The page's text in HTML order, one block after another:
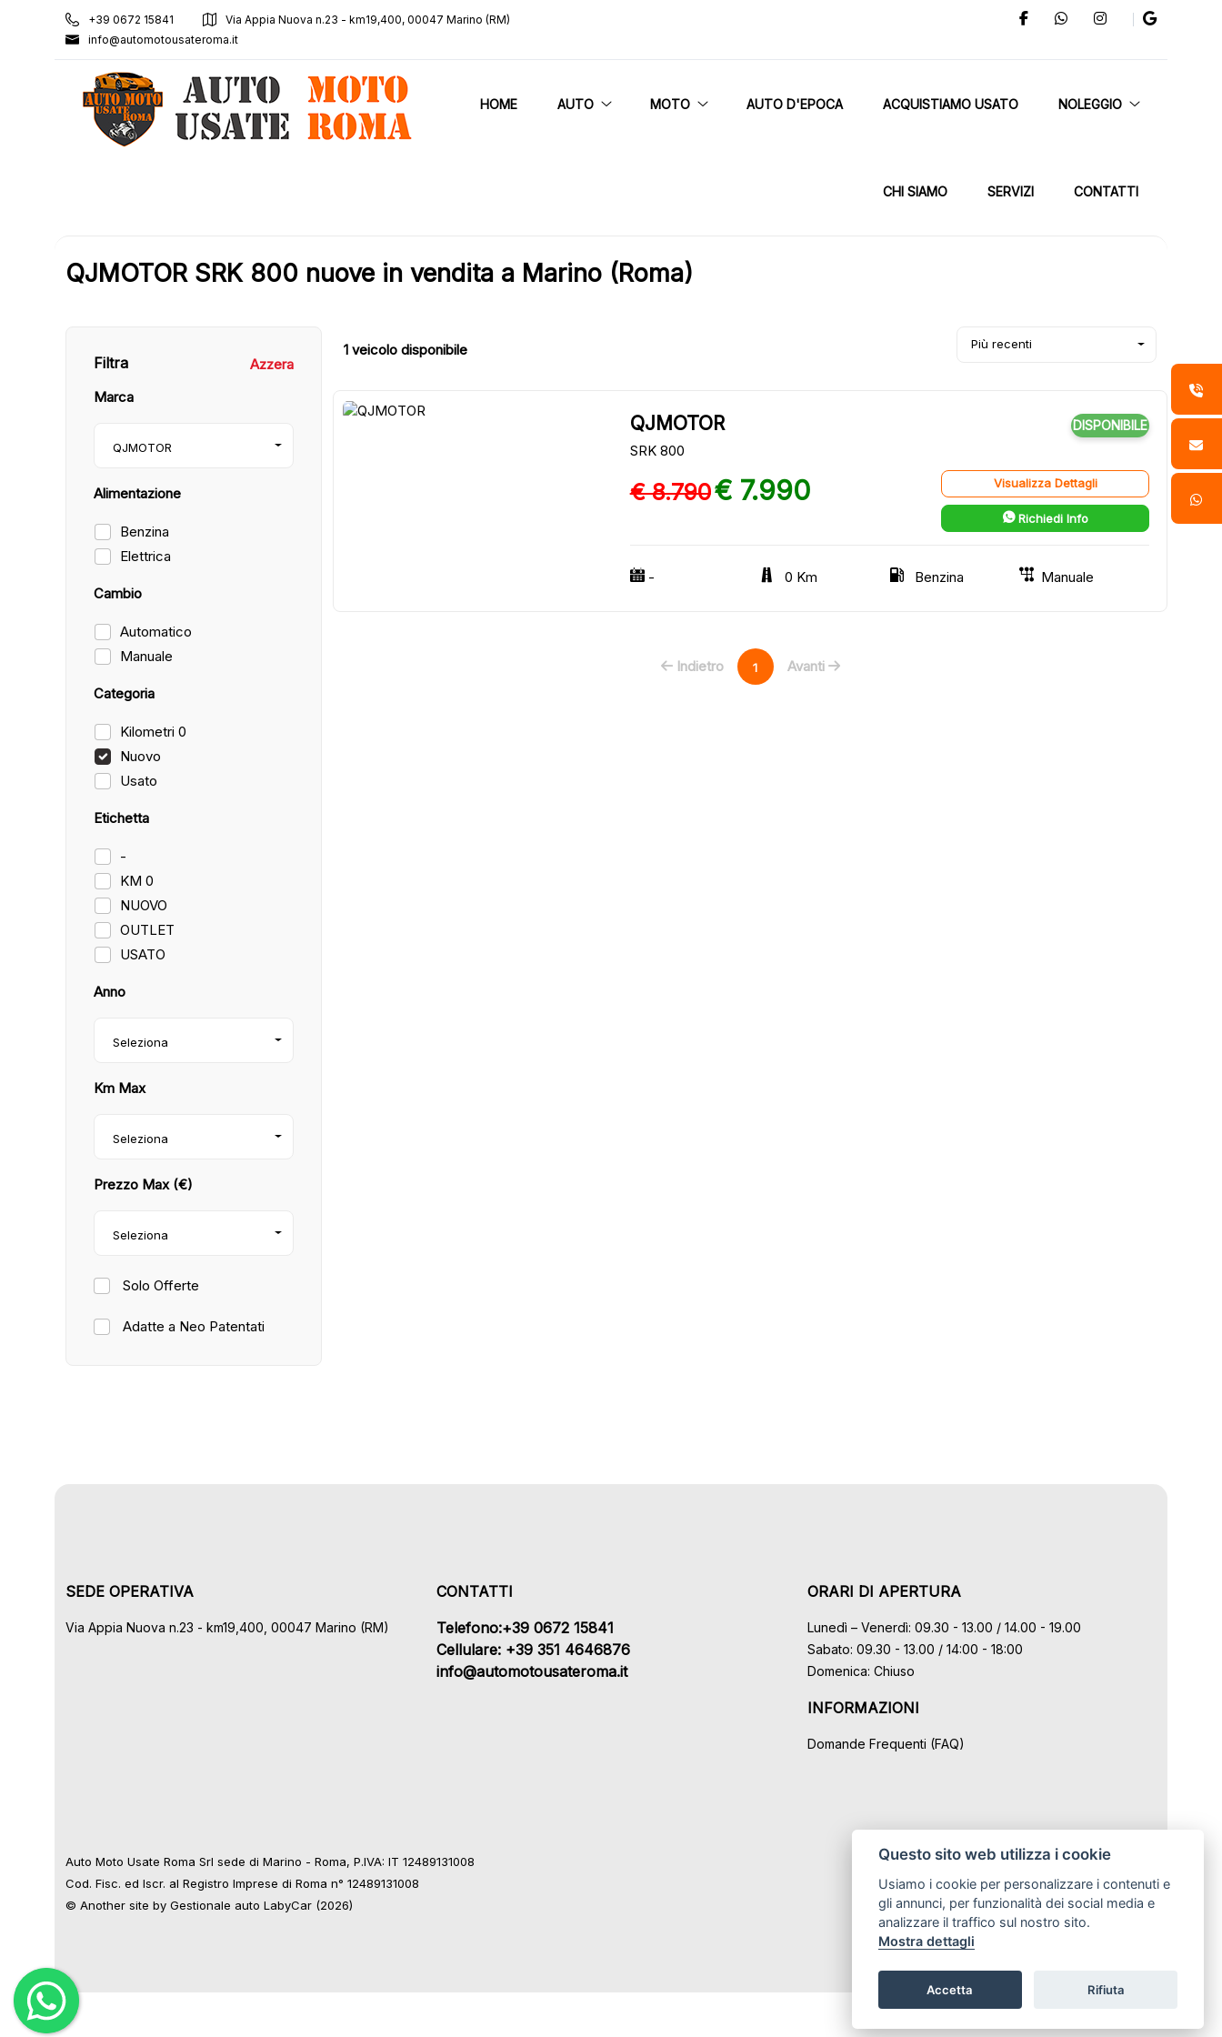
+39 0672 15841
Via Appia Nuova n.23 - km19,400, 00047 Marino (RM)
info@automotousateroma.it
Questo sito web utilizza i cookie
Usiamo i cookie per personalizzare i contenuti e
gli annunci, per funzionalità dei social media e
analizzare il traffico sul nostro sito.
Mostra dettagli
Accetta Rifiuta
HOME AUTO MOTO AUTO D'EPOCA ACQUISTIAMO USATO NOLEGGIO
CHI SIAMO SERVIZI CONTATTI
QJMOTOR SRK 800 nuove in vendita a Marino (Roma)
Filtra
Azzera
Marca
QJMOTOR
Alimentazione
Benzina
Elettrica
Cambio
Automatico
Manuale
Categoria
Kilometri 0
Nuovo
Usato
Etichetta
-
KM 0
NUOVO
OUTLET
USATO
Anno
Seleziona
Km Max
Seleziona
Prezzo Max (€)
Seleziona
Solo Offerte
Adatte a Neo Patentati
1 veicolo disponibile Più recenti
QJMOTOR
SRK 800
DISPONIBILE
€ 8.790€ 7.990 Visualizza Dettagli
Richiedi Info
- 0 Km Benzina Manuale
Indietro 1 Avanti
SEDE OPERATIVA
Via Appia Nuova n.23 - km19,400, 00047 Marino (RM)
CONTATTI
Telefono:+39 0672 15841
Cellulare: +39 351 4646876
info@automotousateroma.it
ORARI DI APERTURA
Lunedì – Venerdì: 09.30 - 13.00 / 14.00 - 19.00
Sabato: 09.30 - 13.00 / 14:00 - 18:00
Domenica: Chiuso
INFORMAZIONI
Domande Frequenti (FAQ)
Auto Moto Usate Roma Srl sede di Marino - Roma, P.IVA: IT 12489131008
Cod. Fisc. ed Iscr. al Registro Imprese di Roma n° 12489131008
© Another site by Gestionale auto LabyCar (2026)